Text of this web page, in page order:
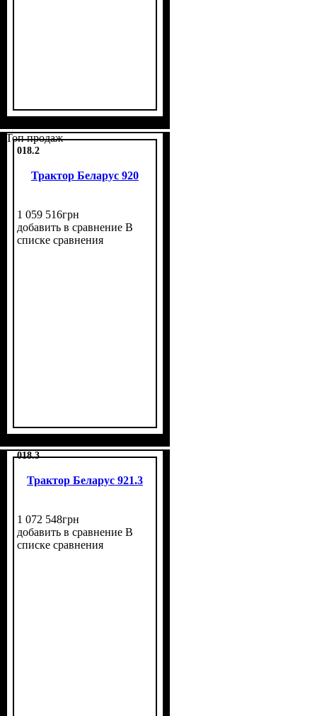
Топ продаж
018.2
Трактор Беларус 920
1 059 516грн
добавить в сравнение В
списке сравнения
018.3
Трактор Беларус 921.3
1 072 548грн
добавить в сравнение В
списке сравнения